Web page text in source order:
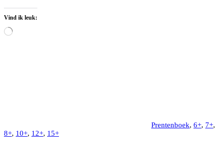
Vind ik leuk:
Aan
Prentenboek, 6+, 7+,
8+, 10+, 12+, 15+